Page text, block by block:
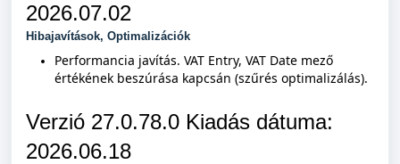
2026.07.02
Hibajavítások, Optimalizációk
Performancia javítás. VAT Entry, VAT Date mező
értékének beszúrása kapcsán (szűrés optimalizálás).
Verzió 27.0.78.0 Kiadás dátuma:
2026.06.18